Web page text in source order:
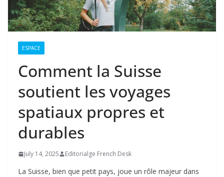
ESPACE
Comment la Suisse
soutient les voyages
spatiaux propres et
durables
July 14, 2025 Editorialge French Desk
La Suisse, bien que petit pays, joue un rôle majeur dans